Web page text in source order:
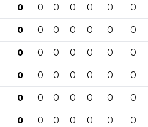
0 0 0 0 0 0 0
0 0 0 0 0 0 0
0 0 0 0 0 0 0
0 0 0 0 0 0 0
0 0 0 0 0 0 0
0 0 0 0 0 0 0